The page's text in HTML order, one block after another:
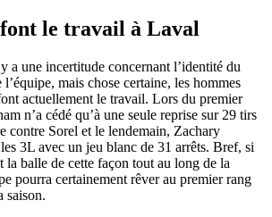
le travail à Laval
a une incertitude concernant l’identité du
mais chose certaine, les hommes
actuellement le travail. Lors du premier
n’a cédé qu’à une seule reprise sur 29 tirs
contre Sorel et le lendemain, Zachary
3L avec un jeu blanc de 31 arrêts. Bref, si
la balle de cette façon tout au long de la
pourra certainement rêver au premier rang
saison.